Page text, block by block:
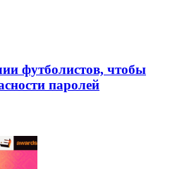
футболистов, чтобы
паролей